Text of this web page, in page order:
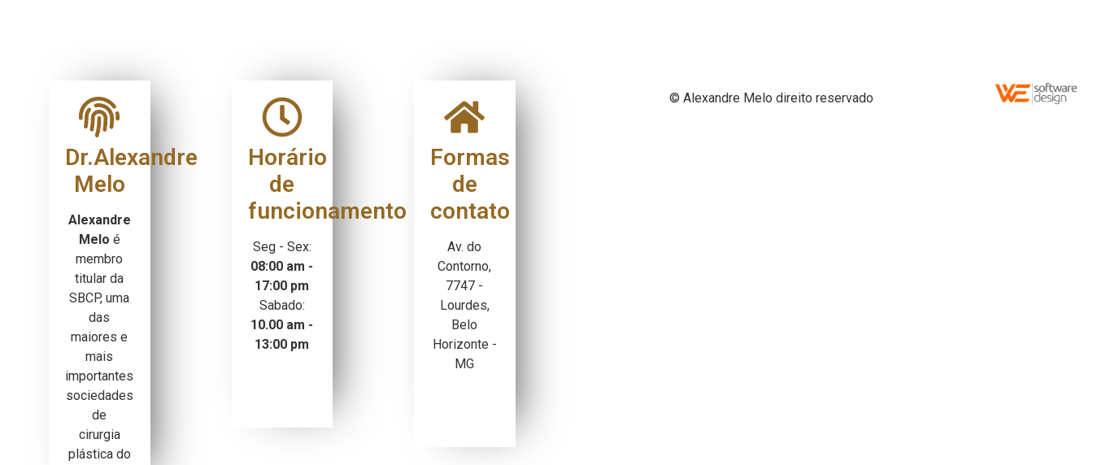
Dr.Alexandre
Melo
Alexandre
Melo é
membro
titular da
SBCP, uma
das
maiores e
mais
importantes
sociedades
de
cirurgia
plástica do
Horário
de
funcionamento
Seg - Sex:
08:00 am -
17:00 pm
Sabado:
10.00 am -
13:00 pm
Formas
de
contato
Av. do
Contorno,
7747 -
Lourdes,
Belo
Horizonte -
MG
© Alexandre Melo direito reservado